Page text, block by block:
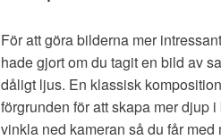
För att göra bilderna mer
hade gjort om du tagit en bild av
dåligt ljus. En klassisk
förgrunden för att skapa mer djup
vinkla ned kameran så du får med